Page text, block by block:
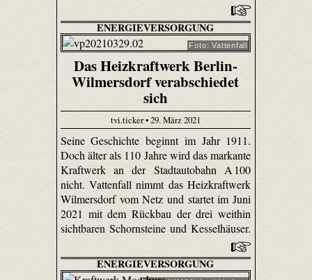
ENERGIEVERSORGUNG
Foto: Vattenfall
Das Heizkraftwerk Berlin-
Wilmersdorf verabschiedet
sich
tvi.ticker • 29. März 2021
Seine Geschichte beginnt im Jahr 1911.
Doch älter als 110 Jahre wird das markante
Kraftwerk an der Stadtautobahn A 100
nicht. Vattenfall nimmt das Heizkraftwerk
Wilmersdorf vom Netz und startet im Juni
2021 mit dem Rückbau der drei weithin
sichtbaren Schornsteine und Kesselhäuser.
ENERGIEVERSORGUNG